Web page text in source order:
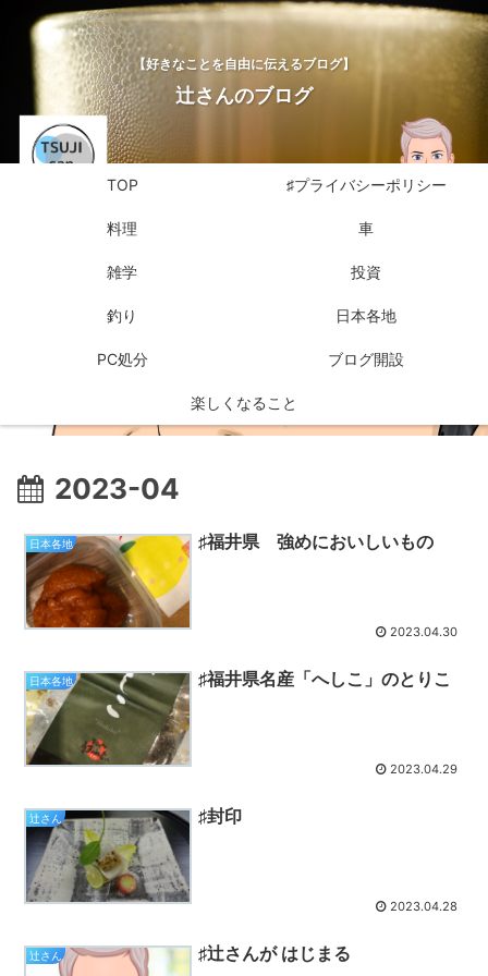
【好きなことを自由に伝えるブログ】
辻さんのブログ
TOP ♯プライバシーポリシー
料理 車
雑学 投資
釣り 日本各地
PC処分 ブログ開設
楽しくなること
2023-04
日本各地 ♯福井県 強めにおいしいもの
2023.04.30
日本各地 ♯福井県名産「へしこ」のとりこ
2023.04.29
辻さん ♯封印
2023.04.28
辻さん ♯辻さんが はじまる